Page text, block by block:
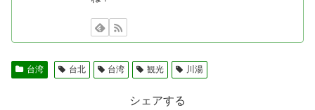
台湾 台北 台湾 観光 川湯
シェアする